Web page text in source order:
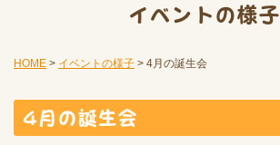
イベントの様子
HOME > イベントの様子 > 4月の誕生会
4月の誕生会